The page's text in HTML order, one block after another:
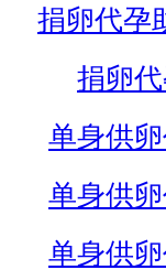
捐卵代孕
捐卵
单身供
单身供
单身供